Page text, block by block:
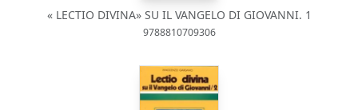
« LECTIO DIVINA» SU IL VANGELO DI GIOVANNI. 1
9788810709306